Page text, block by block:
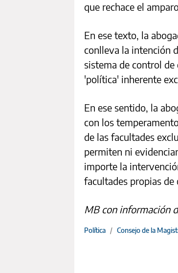
que rechace el
En ese texto, la
conlleva la intención
sistema de control
'política' inherente
En ese sentido, la
con los
de las facultades
permiten ni
importe la
facultades propias de
MB con información
Política / Consejo de la